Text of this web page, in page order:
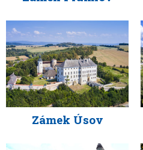
Zámek Úsov